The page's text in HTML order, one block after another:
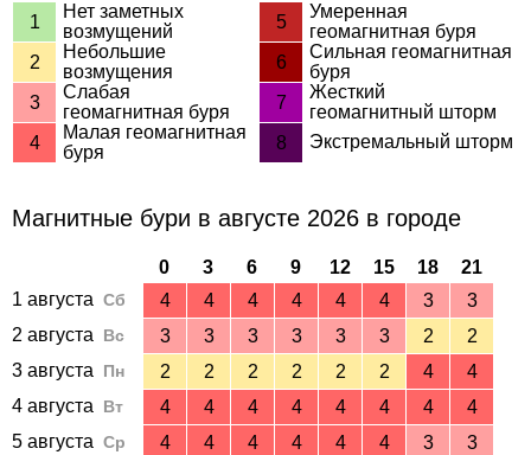
1
Нет заметных
возмущений
5
Умеренная
геомагнитная буря
2
Небольшие
возмущения
6
Сильная геомагнитная
буря
3
Слабая
геомагнитная буря
7
Жесткий
геомагнитный шторм
4
Малая геомагнитная
буря
8 Экстремальный шторм
Магнитные бури в августе 2026 в городе
0 3 6 9 12 15 18
21
1 августа Сб 4 4 4 4 4 4 3
3
2 августа
Вс 3 3 3 3 3 3 2
2
3 августа
Пн 2 2 2 2 2 2 4
4
4 августа
Вт 4 4 4 4 4 4 4
4
5 августа Ср 4 4 4 4 4 4 3
3